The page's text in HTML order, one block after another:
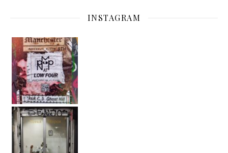
INSTAGRAM